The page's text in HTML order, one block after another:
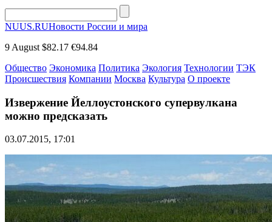
NUUS.RUНовости России и мира
9 August $82.17 €94.84
Общество Экономика Политика Экология Технологии ТЭК
Происшествия Компании Москва Культура О проекте
Извержение Йеллоустонского супервулкана
можно предсказать
03.07.2015, 17:01